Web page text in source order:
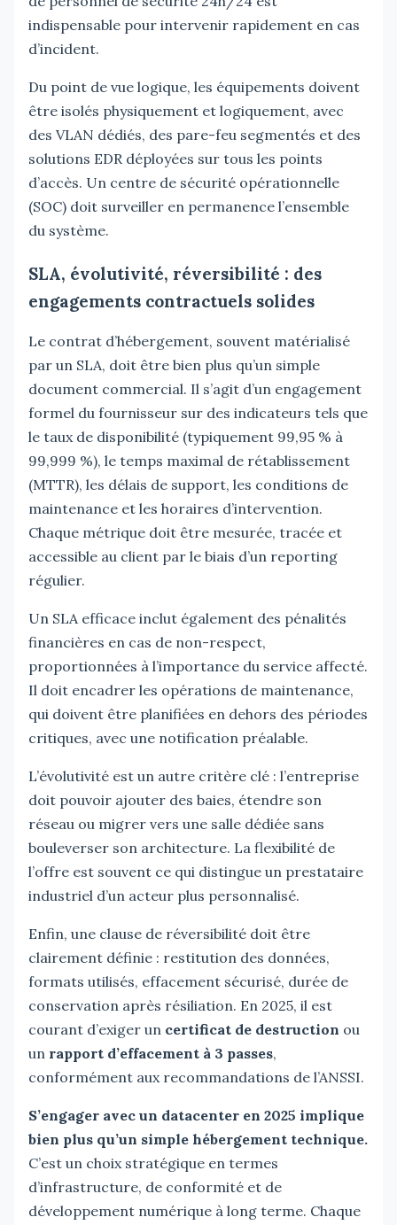
indispensable pour intervenir rapidement en cas
d’incident.
Du point de vue logique, les équipements doivent
être isolés physiquement et logiquement, avec
des VLAN dédiés, des pare-feu segmentés et des
solutions EDR déployées sur tous les points
d’accès. Un centre de sécurité opérationnelle
(SOC) doit surveiller en permanence l’ensemble
du système.
SLA, évolutivité, réversibilité : des
engagements contractuels solides
Le contrat d’hébergement, souvent matérialisé
par un SLA, doit être bien plus qu’un simple
document commercial. Il s’agit d’un engagement
formel du fournisseur sur des indicateurs tels que
le taux de disponibilité (typiquement 99,95 % à
99,999 %), le temps maximal de rétablissement
(MTTR), les délais de support, les conditions de
maintenance et les horaires d’intervention.
Chaque métrique doit être mesurée, tracée et
accessible au client par le biais d’un reporting
régulier.
Un SLA efficace inclut également des pénalités
financières en cas de non-respect,
proportionnées à l’importance du service affecté.
Il doit encadrer les opérations de maintenance,
qui doivent être planifiées en dehors des périodes
critiques, avec une notification préalable.
L’évolutivité est un autre critère clé : l’entreprise
doit pouvoir ajouter des baies, étendre son
réseau ou migrer vers une salle dédiée sans
bouleverser son architecture. La flexibilité de
l’offre est souvent ce qui distingue un prestataire
industriel d’un acteur plus personnalisé.
Enfin, une clause de réversibilité doit être
clairement définie : restitution des données,
formats utilisés, effacement sécurisé, durée de
conservation après résiliation. En 2025, il est
courant d’exiger un certificat de destruction ou
un rapport d’effacement à 3 passes,
conformément aux recommandations de l’ANSSI.
S’engager avec un datacenter en 2025 implique
bien plus qu’un simple hébergement technique.
C’est un choix stratégique en termes
d’infrastructure, de conformité et de
développement numérique à long terme. Chaque